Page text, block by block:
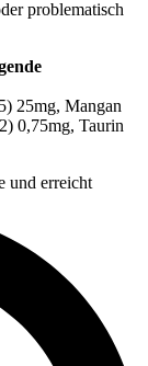
problematisch
25mg, Mangan
0,75mg, Taurin
und erreicht